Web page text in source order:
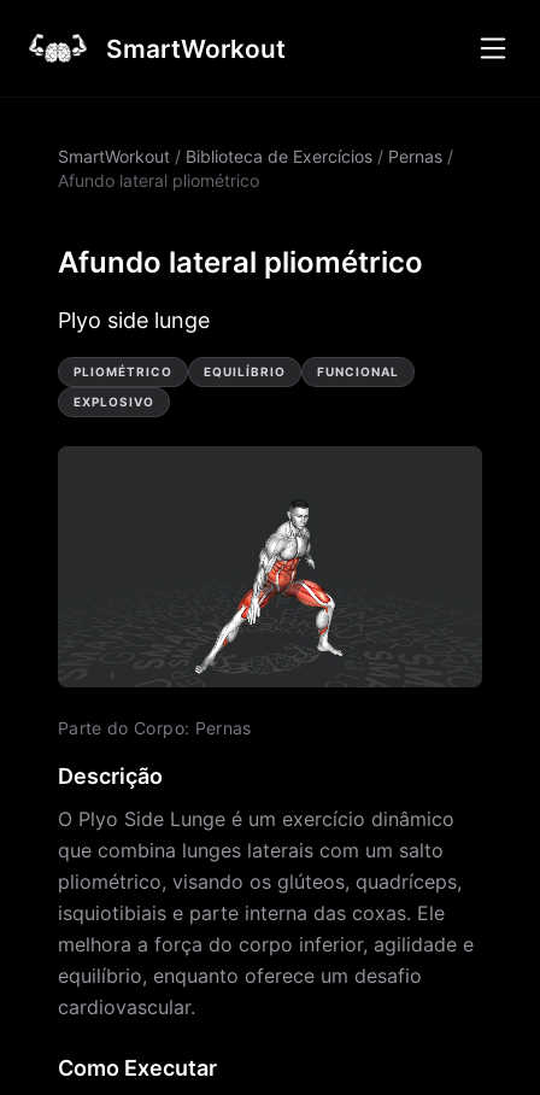
SmartWorkout
SmartWorkout / Biblioteca de Exercícios / Pernas /
Afundo lateral pliométrico
Afundo lateral pliométrico
Plyo side lunge
PLIOMÉTRICO EQUILÍBRIO FUNCIONAL
EXPLOSIVO
Parte do Corpo: Pernas
Descrição
O Plyo Side Lunge é um exercício dinâmico
que combina lunges laterais com um salto
pliométrico, visando os glúteos, quadríceps,
isquiotibiais e parte interna das coxas. Ele
melhora a força do corpo inferior, agilidade e
equilíbrio, enquanto oferece um desafio
cardiovascular.
Como Executar